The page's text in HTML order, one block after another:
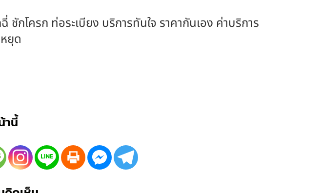
กโครก ท่อระเบียง บริการทันใจ ราคากันเอง ค่าบริการ
ยุด
านี้